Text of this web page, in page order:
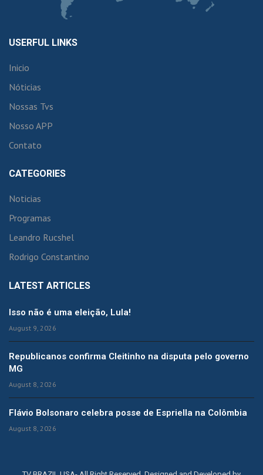
USERFUL LINKS
Inicio
Nóticias
Nossas Tvs
Nosso APP
Contato
CATEGORIES
Noticias
Programas
Leandro Rucshel
Rodrigo Constantino
LATEST ARTICLES
Isso não é uma eleição, Lula!
August 9, 2026
Republicanos confirma Cleitinho na disputa pelo governo
MG
August 8, 2026
Flávio Bolsonaro celebra posse de Espriella na Colômbia
August 8, 2026